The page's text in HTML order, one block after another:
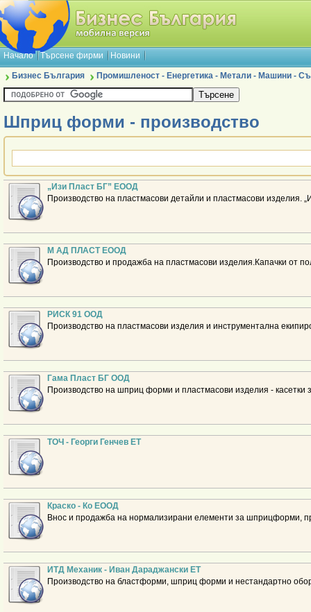
Начало Търсене фирми Новини
Бизнес България Промишленост - Енергетика - Метали - Машини -
Шприц форми - производство
„Изи Пласт БГ” ЕООД
Производство на пластмасови детайли и пластмасови изделия.
М АД ПЛАСТ ЕООД
Производство и продажба на пластмасови изделия.Капачки от
РИСК 91 ООД
Производство на пластмасови изделия и инструментална
Гама Пласт БГ ООД
Производство на шприц форми и пластмасови изделия - касетки
ТОЧ - Георги Генчев ЕТ
Краско - Ко ЕООД
Внос и продажба на нормализирани елементи за шприцформи,
ИТД Механик - Иван Дараджански ЕТ
Производство на бластформи, шприц форми и нестандартно